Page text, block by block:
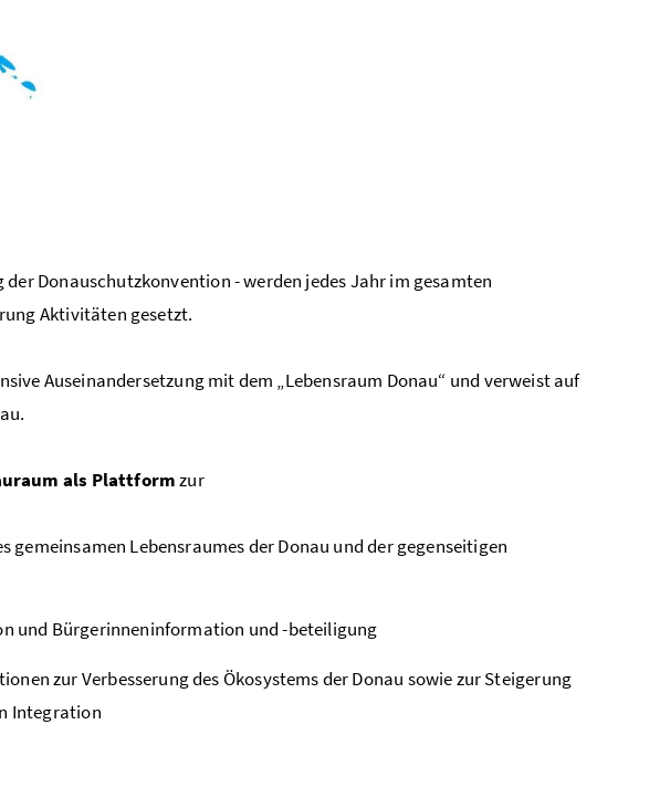
Donauschutzkonvention - werden jedes Jahr im gesamten
Aktivitäten gesetzt.
Auseinandersetzung mit dem „Lebensraum Donau“ und verweist auf
als Plattformzur
gemeinsamen Lebensraumes der Donau und der gegenseitigen
und Bürgerinneninformation und -beteiligung
zur Verbesserung des Ökosystems der Donau sowie zur Steigerung
Integration